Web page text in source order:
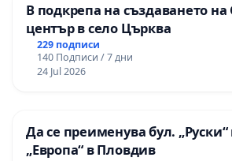
В подкрепа на създаването
център в село Църква
229 подписи
140 Подписи / 7 дни
24 Jul 2026
Да се преименува бул. „Руски“
„Европа“ в Пловдив